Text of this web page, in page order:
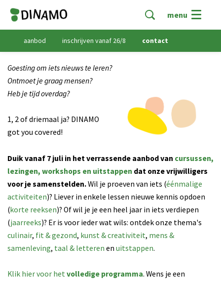
menu
aanbod inschrijven vanaf 26/8 contact
Goesting om iets nieuws te leren?
Ontmoet je graag mensen?
Heb je tijd overdag?
1, 2 of driemaal ja? DINAMO
got you covered!
Duik vanaf 7 juli in het verrassende aanbod van cursussen,
lezingen, workshops en uitstappen dat onze vrijwilligers
voor je samenstelden.Wil je proeven van iets (éénmalige
activiteiten)? Liever in enkele lessen nieuwe kennis opdoen
(korte reeksen)? Of wil je je een heel jaar in iets verdiepen
(jaarreeks)? Er is voor ieder wat wils: ontdek onze thema's
culinair, fit & gezond, kunst & creativiteit, mens &
samenleving, taal & letteren en uitstappen.
Klik hier voor het volledige programma. Wens je een